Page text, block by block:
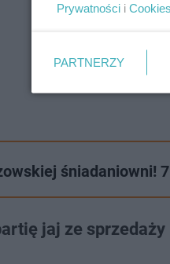
śniadaniowni!
jaj ze sprzedaży
Prywatności i Cookies
PARTNERZY